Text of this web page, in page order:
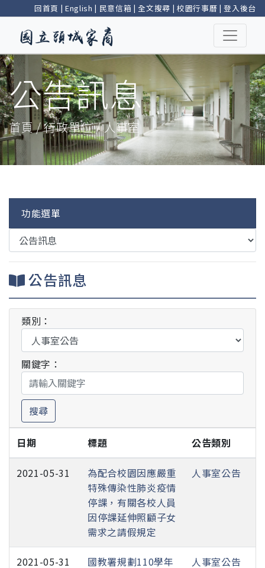
回首頁 | English | 民意信箱 |全文搜尋 | 校園行事曆 |登入後台
公告訊息
首頁 / 行政單位 / 人事室
功能選單
公告訊息
類別：
關鍵字：
搜尋
日期 標題 公告類別
2021-05-31
為配合校園因應嚴重
特殊傳染性肺炎疫情
停課，有關各校人員
因停課延伸照顧子女
需求之請假規定
人事室公告
2021-05-31
國教署規劃110學年
人事室公告